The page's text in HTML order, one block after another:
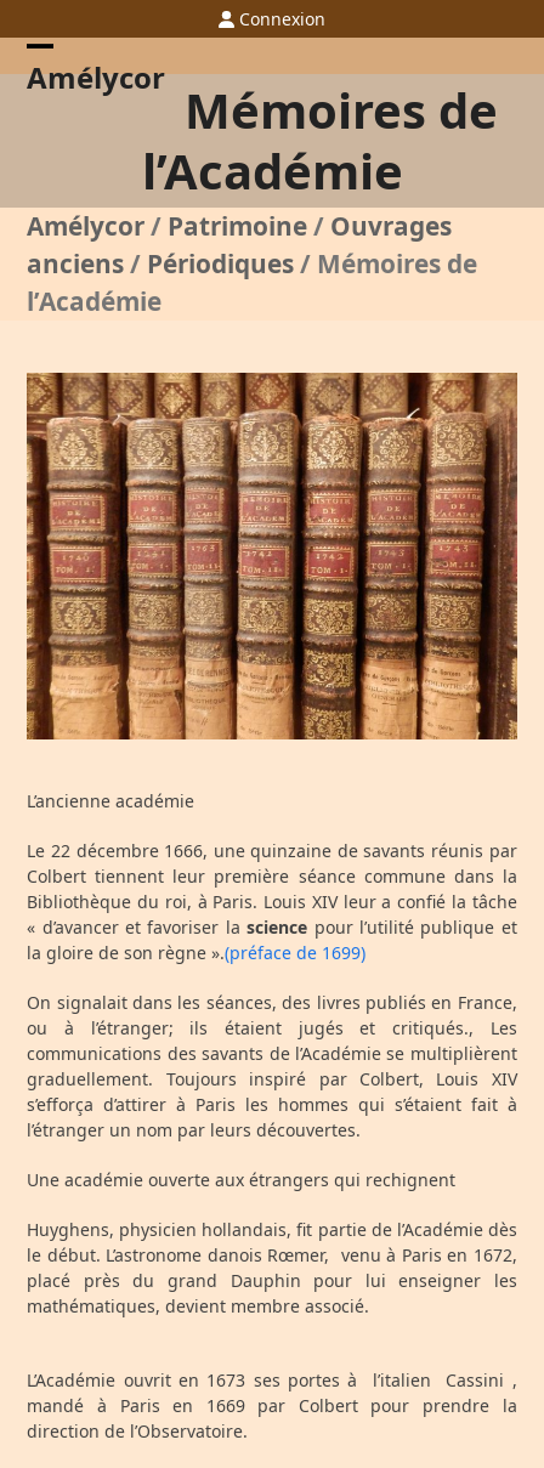
to
content
Connexion
Amélycor
Open
Close
Mémoires de
l’Académie
Amélycor/ Patrimoine/ Ouvrages
anciens/ Périodiques/ Mémoires de
l’Académie
L’ancienne académie
Le 22 décembre 1666, une quinzaine de savants réunis par
Colbert tiennent leur première séance commune dans la
Bibliothèque du roi, à Paris. Louis XIV leur a confié la tâche
« d’avancer et favoriser lascience pour l’utilité publique et
la gloire de son règne ».(préface de 1699)
On signalait dans les séances, des livres publiés en France,
ou à l’étranger; ils étaient jugés et critiqués., Les
communications des savants de l’Académie se multiplièrent
graduellement. Toujours inspiré par Colbert, Louis XIV
s’efforça d’attirer à Paris les hommes qui s’étaient fait à
l’étranger un nom par leurs découvertes.
Une académie ouverte aux étrangers qui rechignent
Huyghens, physicien hollandais, fit partie de l’Académie dès
le début. L’astronome danois Rœmer, venu à Paris en 1672,
placé près du grand Dauphin pour lui enseigner les
mathématiques, devient membre associé.
L’Académie ouvrit en 1673 ses portes à l’italien Cassini ,
mandé à Paris en 1669 par Colbert pour prendre la
direction de l’Observatoire.